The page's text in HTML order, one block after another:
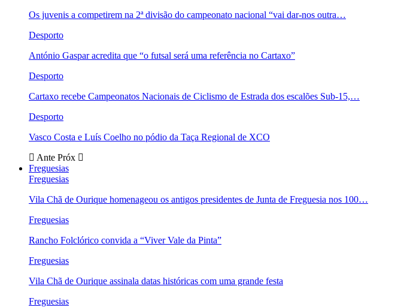
Os juvenis a competirem na 2ª divisão do campeonato nacional “vai dar-nos outra…
Desporto
António Gaspar acredita que “o futsal será uma referência no Cartaxo”
Desporto
Cartaxo recebe Campeonatos Nacionais de Ciclismo de Estrada dos escalões Sub-15,…
Desporto
Vasco Costa e Luís Coelho no pódio da Taça Regional de XCO
Ante Próx
Freguesias
Freguesias
Vila Chã de Ourique homenageou os antigos presidentes de Junta de Freguesia nos 100…
Freguesias
Rancho Folclórico convida a “Viver Vale da Pinta”
Freguesias
Vila Chã de Ourique assinala datas históricas com uma grande festa
Freguesias